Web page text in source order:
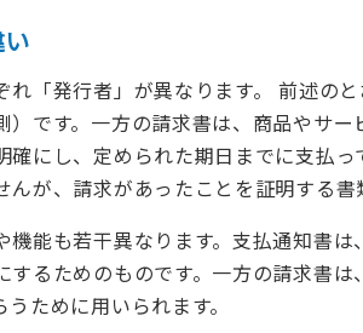
「発行者」が異なります。 前述の
）です。一方の請求書は、商品やサ
にし、定められた期日までに支払
が、請求があったことを証明する書
機能も若干異なります。支払通知書
るためのものです。一方の請求書は
ために用いられます。